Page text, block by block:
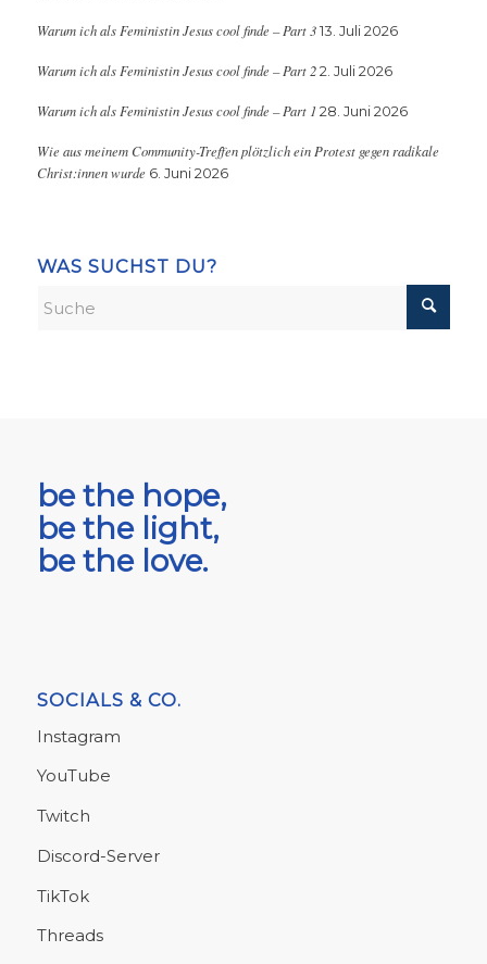
Warum ich als Feministin Jesus cool finde – Part 3 13. Juli 2026
Warum ich als Feministin Jesus cool finde – Part 2 2. Juli 2026
Warum ich als Feministin Jesus cool finde – Part 1 28. Juni 2026
Wie aus meinem Community-Treffen plötzlich ein Protest gegen radikale
Christ:innen wurde 6. Juni 2026
WAS SUCHST DU?
be the hope,
be the light,
be the love.
SOCIALS & CO.
Instagram
YouTube
Twitch
Discord-Server
TikTok
Threads